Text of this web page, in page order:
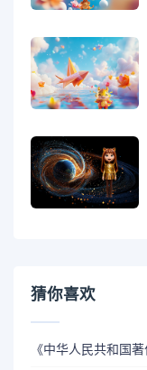
猜你喜欢